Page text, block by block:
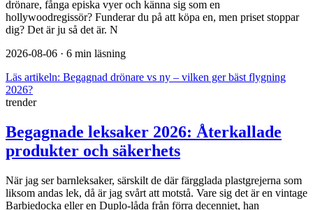
drönare, fånga episka vyer och känna sig som en
hollywoodregissör? Funderar du på att köpa en, men priset stoppar
dig? Det är ju så det är. N
2026-08-06 · 6 min läsning
Läs artikeln: Begagnad drönare vs ny – vilken ger bäst flygning
2026?
trender
Begagnade leksaker 2026: Återkallade
produkter och säkerhets
När jag ser barnleksaker, särskilt de där färgglada plastgrejerna som
liksom andas lek, då är jag svårt att motstå. Vare sig det är en vintage
Barbiedocka eller en Duplo-låda från förra decenniet, han